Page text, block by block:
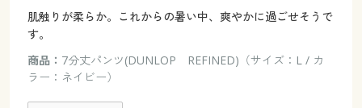
肌触りが柔らか。これからの暑い中、爽やかに過ごせそうで
す。
商品： 7分丈パンツ(DUNLOP REFINED)（サイズ：L / カ
ラー：ネイビー）